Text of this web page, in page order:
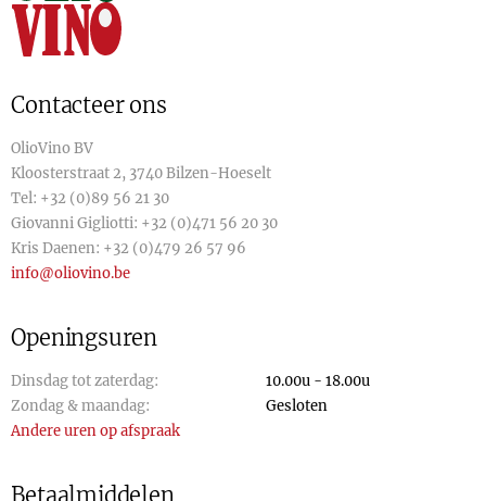
Contacteer ons
OlioVino BV
Kloosterstraat 2, 3740 Bilzen-Hoeselt
Tel: +32 (0)89 56 21 30
Giovanni Gigliotti: +32 (0)471 56 20 30
Kris Daenen: +32 (0)479 26 57 96
info@oliovino.be
Openingsuren
Dinsdag tot zaterdag:
10.00u - 18.00u
Zondag & maandag:
Gesloten
Andere uren op afspraak
Betaalmiddelen